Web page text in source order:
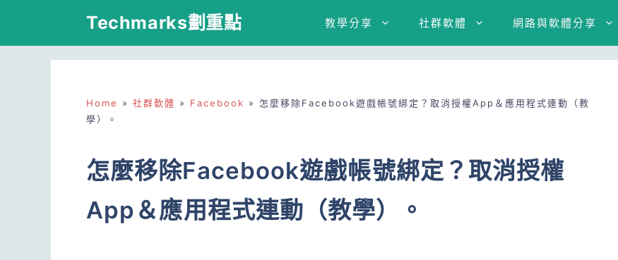
Techmarks劃重點 教學分享 社群軟體 網路與軟體分享
Home » 社群軟體 » Facebook »
怎麼移除Facebook遊戲帳號綁定？取消授權App＆應用程式連動（教
學）。
怎麼移除Facebook遊戲帳號綁定？取消授權
App＆應用程式連動（教學）。